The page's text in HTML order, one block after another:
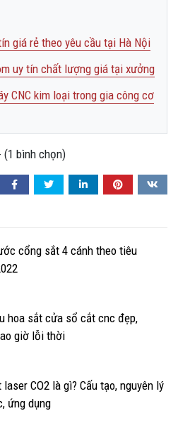
giá rẻ theo yêu cầu tại Hà Nội
uy tín chất lượng giá tại xưởng
CNC kim loại trong gia công cơ
(1 bình chọn)
cổng sắt 4 cánh theo tiêu
hoa sắt cửa sổ cắt cnc đẹp,
giờ lỗi thời
laser CO2 là gì? Cấu tạo, nguyên lý
ứng dụng